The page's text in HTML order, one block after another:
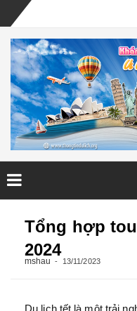
Tổng hợp
2024
mshau 13/11/2023
Du lịch tết là một trải